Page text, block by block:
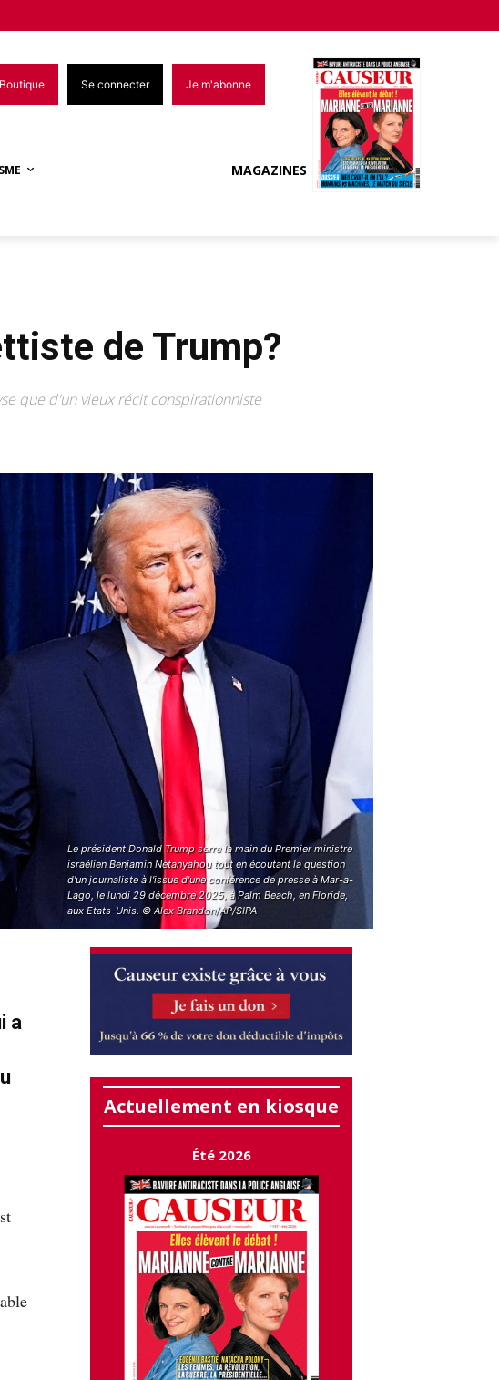
Boutique Se connecter Je m'abonne
MAGAZINES
de Trump?
que d'un vieux récit conspirationniste
Le président Donald Trump serre la main du Premier ministre
israélien Benjamin Netanyahou tout en écoutant la question
d'un journaliste à l'issue d'une conférence de presse à Mar-a-
Lago, le lundi 29 décembre 2025, à Palm Beach, en Floride,
aux Etats-Unis. © Alex Brandon/AP/SIPA
a
Actuellement en kiosque
Été 2026